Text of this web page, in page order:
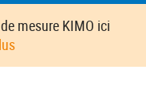
mesure KIMO ici